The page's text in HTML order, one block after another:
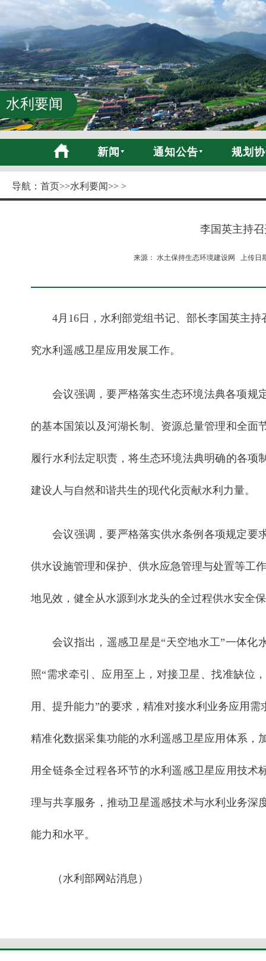
水利要闻
新闻 通知公告 规划
导航： 首页>>水利要闻>> >
李国英主持
来源： 水土保持生态环境建设网 上传日
4月16日，水利部党组书记、部长李国英主
究水利遥感卫星应用发展工作。
会议强调，要严格落实生态环境法典各项规
的基本国策以及河湖长制、资源总量管理和全
履行水利法定职责，将生态环境法典明确的各
建设人与自然和谐共生的现代化贡献水利力量。
会议强调，要严格落实供水条例各项规定要
供水设施管理和保护、供水应急管理与处置等工
地见效，健全从水源到水龙头的全过程供水安全
会议指出，遥感卫星是“天空地水工”一体化
照“需求牵引、应用至上，对接卫星、找准缺位
用、提升能力”的要求，精准对接水利业务应用
精准化数据采集功能的水利遥感卫星应用体系，
用全链条全过程各环节的水利遥感卫星应用技
理与共享服务，推动卫星遥感技术与水利业务深
能力和水平。
（水利部网站消息）